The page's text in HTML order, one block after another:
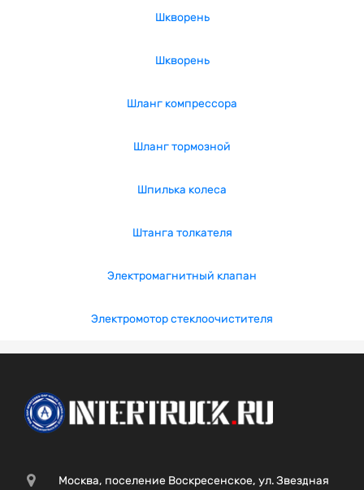
Шкворень
Шкворень
Шланг компрессора
Шланг тормозной
Шпилька колеса
Штанга толкателя
Электромагнитный клапан
Электромотор стеклоочистителя
Москва, поселение Воскресенское, ул. Звездная